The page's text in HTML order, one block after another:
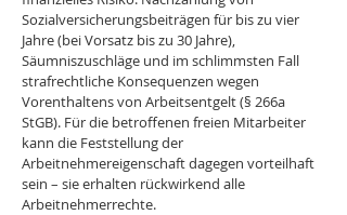
Sozialversicherungsbeiträgen für bis zu vier
Jahre (bei Vorsatz bis zu 30 Jahre),
Säumniszuschläge und im schlimmsten Fall
strafrechtliche Konsequenzen wegen
Vorenthaltens von Arbeitsentgelt (§ 266a
StGB). Für die betroffenen freien Mitarbeiter
kann die Feststellung der
Arbeitnehmereigenschaft dagegen vorteilhaft
sein – sie erhalten rückwirkend alle
Arbeitnehmerrechte.